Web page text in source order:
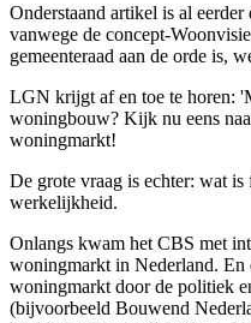
Onderstaand artikel is al
vanwege de concept-
gemeenteraad aan de orde is,
LGN krijgt af en toe te horen:
woningbouw? Kijk nu eens
woningmarkt!
De grote vraag is echter: wat
werkelijkheid.
Onlangs kwam het CBS met
woningmarkt in Nederland. En
woningmarkt door de politiek
(bijvoorbeeld Bouwend